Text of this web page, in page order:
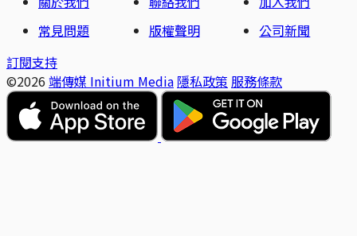
常見問題
版權聲明
公司新聞
訂閱支持
©2026 端傳媒 Initium Media 隱私政策 服務條款